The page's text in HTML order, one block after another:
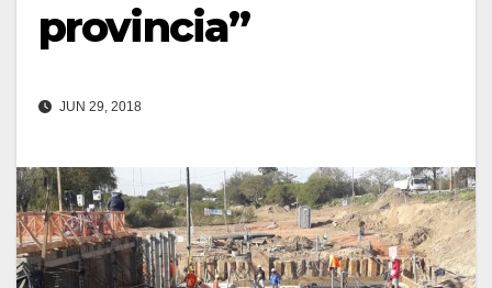
provincia”
JUN 29, 2018